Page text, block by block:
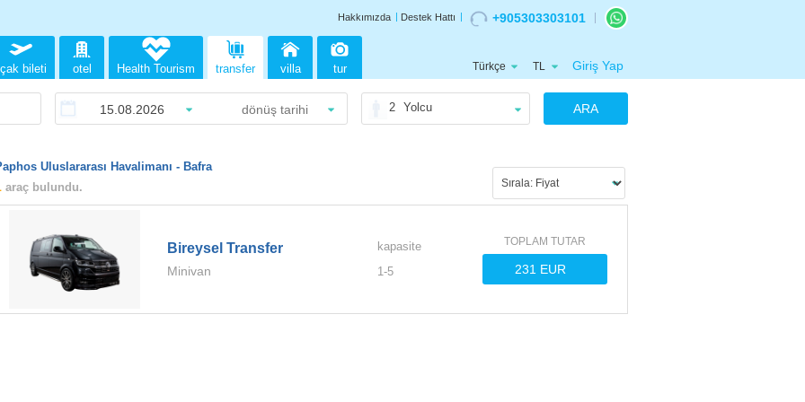
Hakkımızda Destek Hattı +905303303101
bileti otel transfer villa tur
Health Tourism Türkçe TL Giriş Yap
2 Yolcu ARA
Uluslararası Havalimanı - Bafra
araç bulundu.
Bireysel Transfer
Minivan
kapasite
1-5
TOPLAM TUTAR